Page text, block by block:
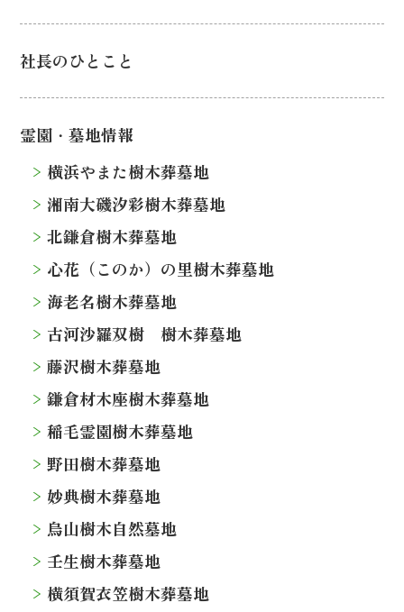
社長のひとこと
霊園・墓地情報
横浜やまた樹木葬墓地
湘南大磯汐彩樹木葬墓地
北鎌倉樹木葬墓地
心花（このか）の里樹木葬墓地
海老名樹木葬墓地
古河沙羅双樹 樹木葬墓地
藤沢樹木葬墓地
鎌倉材木座樹木葬墓地
稲毛霊園樹木葬墓地
野田樹木葬墓地
妙典樹木葬墓地
烏山樹木自然墓地
壬生樹木葬墓地
横須賀衣笠樹木葬墓地